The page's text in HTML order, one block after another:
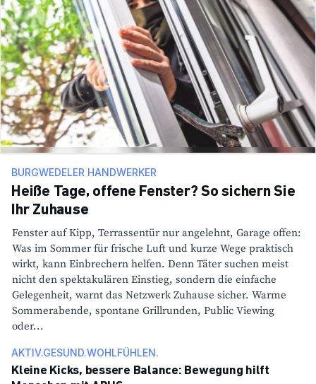
BURGWEDELER HANDWERKER
Heiße Tage, offene Fenster? So sichern Sie
Ihr Zuhause
Fenster auf Kipp, Terras­sentür nur ange­lehnt, Garage offen:
Was im Sommer für frische Luft und kurze Wege prak­tisch
wirkt, kann Einbre­chern helfen. Denn Täter suchen meist
nicht den spek­ta­ku­lären Einstieg, sondern die einfache
Gele­gen­heit, warnt das Netz­werk Zuhause sicher. Warme
Sommer­abende, spon­tane Grill­runden, Public Viewing
oder...
AKTIV.GESUND.WOHLFÜHLEN.
Kleine Kicks, bessere Balance: Bewe­gung hilft